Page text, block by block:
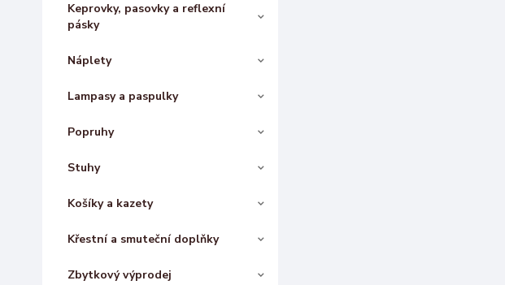
Keprovky, pasovky a reflexní
pásky
Náplety
Lampasy a paspulky
Popruhy
Stuhy
Košíky a kazety
Křestní a smuteční doplňky
Zbytkový výprodej